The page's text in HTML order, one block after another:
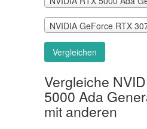
NVIDIA GeForce RTX
Vergleichen
Vergleiche
5000 Ada
mit anderen